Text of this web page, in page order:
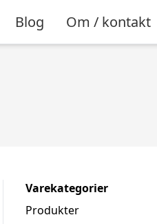
Blog Om / kontakt
Varekategorier
Produkter